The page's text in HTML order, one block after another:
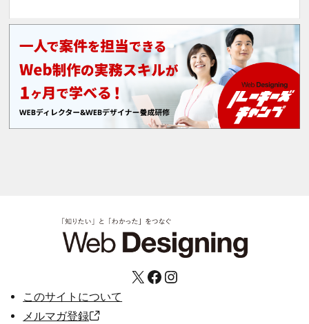
X Facebook Instagram
このサイトについて
メルマガ登録